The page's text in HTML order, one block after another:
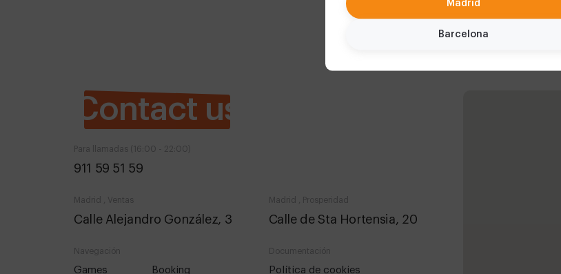
Madrid
Barcelona
Contact us
Madrid , Ventas
Calle Alejandro González, 3
Madrid , Prosperidad
Calle de Sta Hortensia, 20
Para llamadas (16:00 - 22:00)
911 59 51 59
Navegación
games booking
Documentación
política de cookies